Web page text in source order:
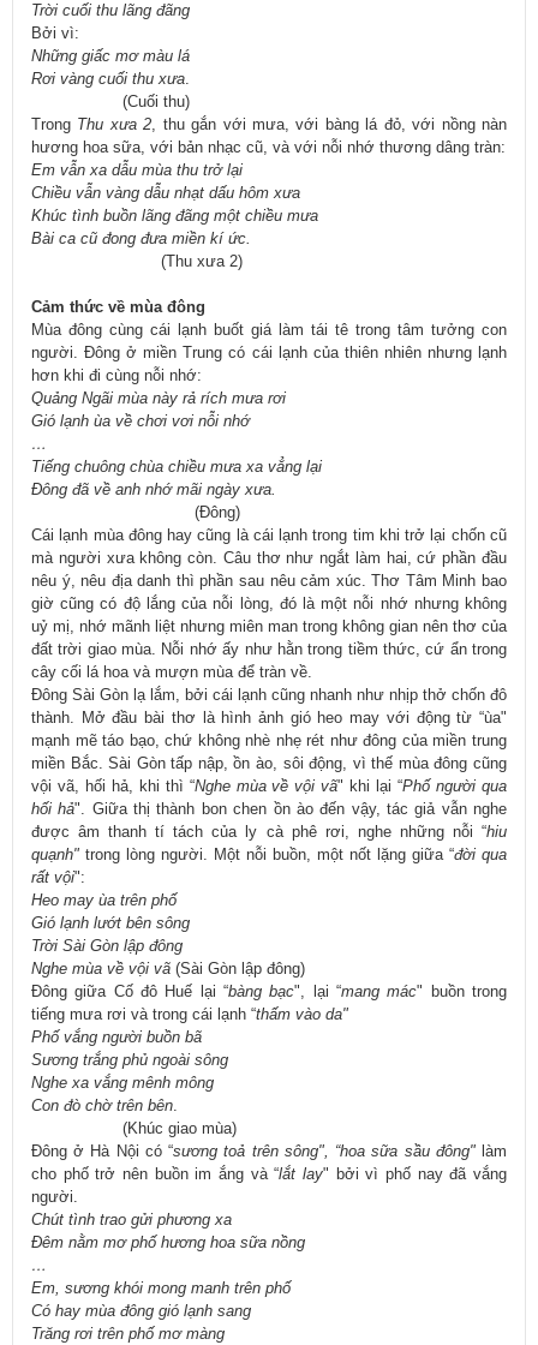
Trời cuối thu lãng đãng
Bởi vì:
Những giấc mơ màu lá
Rơi vàng cuối thu xưa.
(Cuối thu)
Trong Thu xưa 2, thu gắn với mưa, với bàng lá đỏ, với nồng nàn
hương hoa sữa, với bản nhạc cũ, và với nỗi nhớ thương dâng tràn:
Em vẫn xa dẫu mùa thu trở lại
Chiều vẫn vàng dẫu nhạt dấu hôm xưa
Khúc tình buồn lãng đãng một chiều mưa
Bài ca cũ đong đưa miền kí ức.
(Thu xưa 2)
Cảm thức về mùa đông
Mùa đông cùng cái lạnh buốt giá làm tái tê trong tâm tưởng con
người. Đông ở miền Trung có cái lạnh của thiên nhiên nhưng lạnh
hơn khi đi cùng nỗi nhớ:
Quảng Ngãi mùa này rả rích mưa rơi
Gió lạnh ùa về chơi vơi nỗi nhớ
…
Tiếng chuông chùa chiều mưa xa vẳng lại
Đông đã về anh nhớ mãi ngày xưa.
(Đông)
Cái lạnh mùa đông hay cũng là cái lạnh trong tim khi trở lại chốn cũ
mà người xưa không còn. Câu thơ như ngắt làm hai, cứ phần đầu
nêu ý, nêu địa danh thì phần sau nêu cảm xúc. Thơ Tâm Minh bao
giờ cũng có độ lắng của nỗi lòng, đó là một nỗi nhớ nhưng không
uỷ mị, nhớ mãnh liệt nhưng miên man trong không gian nên thơ của
đất trời giao mùa. Nỗi nhớ ấy như hằn trong tiềm thức, cứ ẩn trong
cây cối lá hoa và mượn mùa để tràn về.
Đông Sài Gòn lạ lắm, bởi cái lạnh cũng nhanh như nhịp thở chốn đô
thành. Mở đầu bài thơ là hình ảnh gió heo may với động từ “ùa"
mạnh mẽ táo bạo, chứ không nhè nhẹ rét như đông của miền trung
miền Bắc. Sài Gòn tấp nập, ồn ào, sôi động, vì thế mùa đông cũng
vội vã, hối hả, khi thì “Nghe mùa về vội vã" khi lại “Phố người qua
hối hả". Giữa thị thành bon chen ồn ào đến vậy, tác giả vẫn nghe
được âm thanh tí tách của ly cà phê rơi, nghe những nỗi “hiu
quạnh" trong lòng người. Một nỗi buồn, một nốt lặng giữa “đời qua
rất vội":
Heo may ùa trên phố
Gió lạnh lướt bên sông
Trời Sài Gòn lập đông
Nghe mùa về vội vã (Sài Gòn lập đông)
Đông giữa Cố đô Huế lại “bàng bạc", lại “mang mác" buồn trong
tiếng mưa rơi và trong cái lạnh “thấm vào da"
Phố vắng người buồn bã
Sương trắng phủ ngoài sông
Nghe xa vắng mênh mông
Con đò chờ trên bên.
(Khúc giao mùa)
Đông ở Hà Nội có “sương toả trên sông", “hoa sữa sầu đông"làm
cho phố trở nên buồn im ắng và “lắt lay" bởi vì phố nay đã vắng
người.
Chút tình trao gửi phương xa
Đêm nằm mơ phố hương hoa sữa nồng
…
Em, sương khói mong manh trên phố
Có hay mùa đông gió lạnh sang
Trăng rơi trên phố mơ màng